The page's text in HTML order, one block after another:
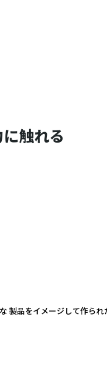
触れる
製品をイメージして作ら